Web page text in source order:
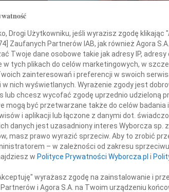
i
Nekrologi Poznań
07.08.2026
w związku
TADEUSZ KOTŁOWSKI
POZNAŃ
W dniu 3 sierpnia 2026 roku zmarł prof.
Tadeusz Kotłowski Przez całe swe
Odszedł od nas wspaniały, życzliwy...
Drogi Użytkowniku, jeśli wyrazisz zgodę klikając
] Zaufanych Partnerów IAB, jak również Agora
Twoje dane osobowe takie jak adresy IP,
w tych plikach do celów marketingowych, w
zainteresowań i preferencji w swoich
nich wyświetlanych. Wyrażenie zgody jest
lub chcesz wycofać zgodę uprzednio udzieloną
mogą być przetwarzane także do celów
i aplikacji lub łączone z danymi dot.
danych jest uzasadniony interes Wyborcza sp. z
masz prawo wyrazić sprzeciw. Aby to zrobić
– w zależności od zakresu
w Polityce Prywatności Wyborcza.pl i
wyrażasz zgodę na zainstalowanie i
i Agora S.A. na Twoim urządzeniu